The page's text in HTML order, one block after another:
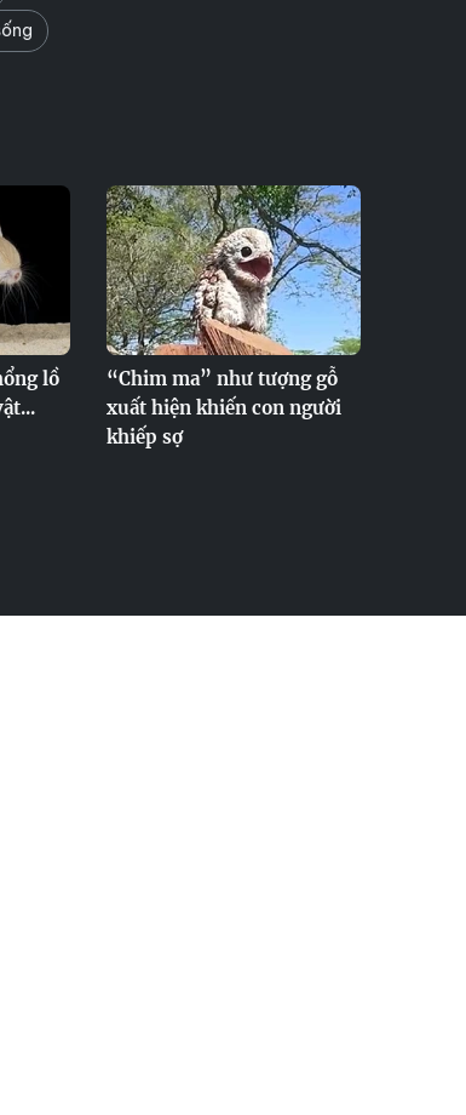
lồ
“Chim ma” như tượng gỗ
xuất hiện khiến con người
khiếp sợ